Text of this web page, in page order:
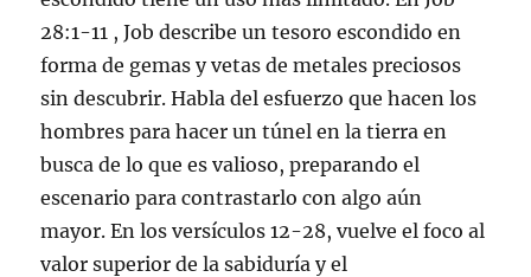
28:1-11 , Job describe un tesoro escondido en
forma de gemas y vetas de metales preciosos
sin descubrir. Habla del esfuerzo que hacen los
hombres para hacer un túnel en la tierra en
busca de lo que es valioso, preparando el
escenario para contrastarlo con algo aún
mayor. En los versículos 12-28, vuelve el foco al
valor superior de la sabiduría y el